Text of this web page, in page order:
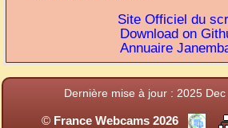
Site Officiel du
Download on
Annuaire
Dernière mise à jour : 2025
© France Webcams 2026